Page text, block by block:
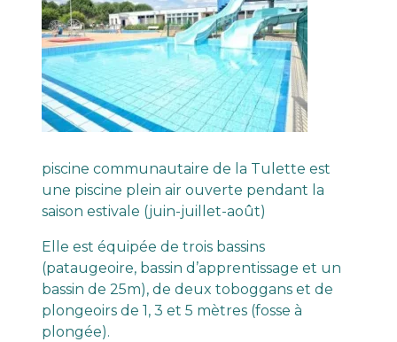
piscine communautaire de la Tulette est
une piscine plein air ouverte pendant la
saison estivale (juin-juillet-août)
Elle est équipée de trois bassins
(pataugeoire, bassin d’apprentissage et un
bassin de 25m), de deux toboggans et de
plongeoirs de 1, 3 et 5 mètres (fosse à
plongée).